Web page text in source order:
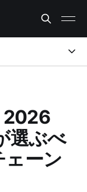
橋」なのか？
2026
選ぶべ
ェーン